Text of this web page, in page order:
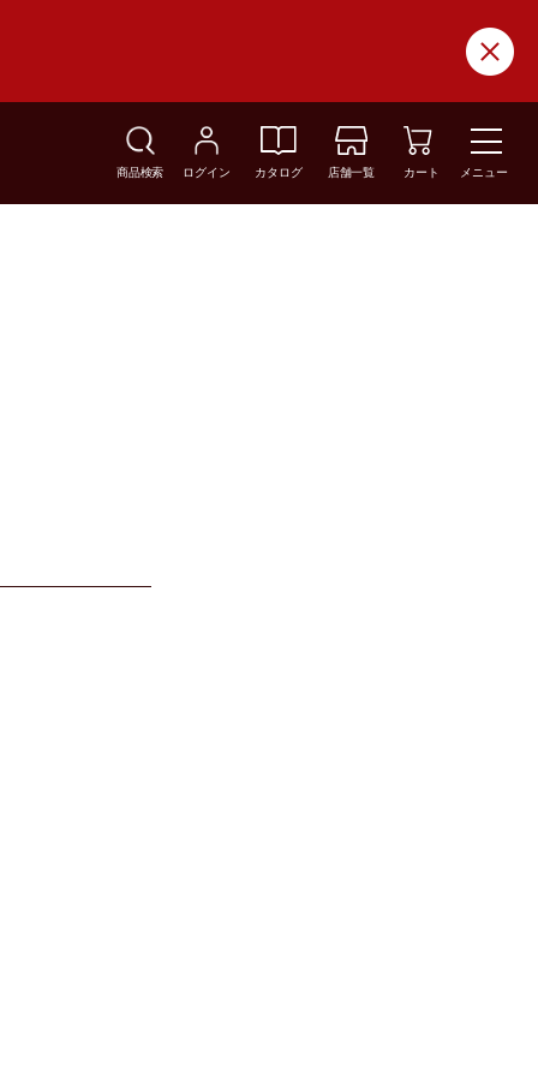
商品検索 ログイン カタログ 店舗一覧 カート メニュー